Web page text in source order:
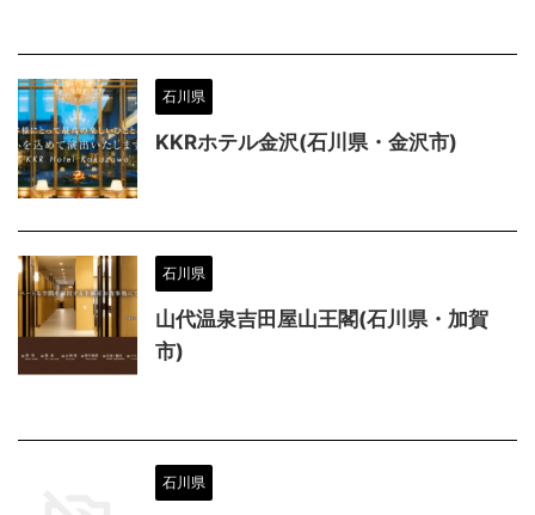
石川県
KKRホテル金沢(石川県・金沢市)
石川県
山代温泉吉田屋山王閣(石川県・加賀
市)
石川県